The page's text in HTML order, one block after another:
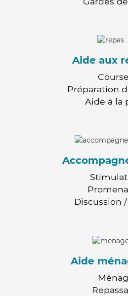
Aide aux
Préparation
Aide à la
Discussion
Aide